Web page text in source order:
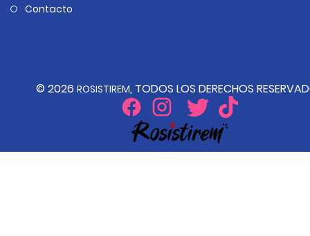
Contacto
© 2026 ROSISTIREM, TODOS LOS DERECHOS